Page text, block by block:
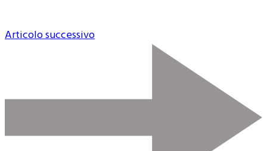
Articolo successivo